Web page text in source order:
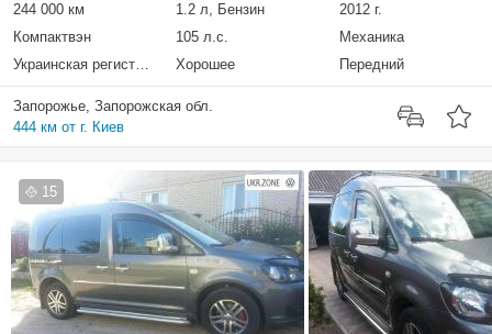
244 000 км 1.2 л, Бензин
2012 г.
Компактвэн
105 л.с.
Механика
Украинская регистрация
Хорошее Передний
Запорожье, Запорожская обл.
444 км от г. Киев
15